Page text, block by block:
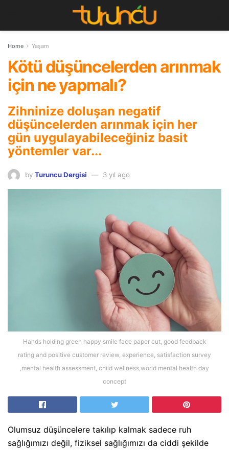
Home Yaşam
Kötü düşüncelerden arınmak
için ne yapmalı?
Zihninize doluşan negatif
düşüncelerden arınmak için her
gün uygulayabileceğiniz basit
yöntemler var...
by Turuncu Dergisi 3 yıl ago
Hands holding green happy smile face paper cut, good feedback
rating and positive customer review, experience, satisfaction survey
,mental health assessment, child wellness,world mental health day
concept
Olumsuz düşüncelere takılıp kalmak sadece ruh
sağlığımızı değil, fiziksel sağlığımızı da ciddi şekilde